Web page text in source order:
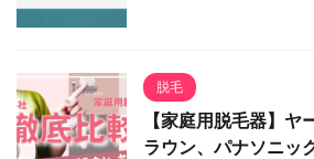
脱毛
【家庭用脱毛器】
ラウン、パナソニッ